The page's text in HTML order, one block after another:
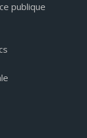
publique